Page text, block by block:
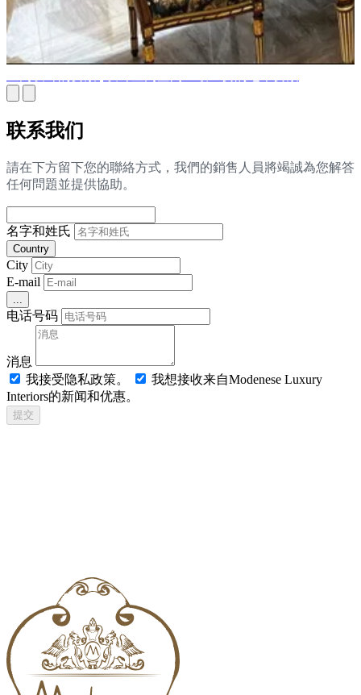
联系我们
請在下方留下您的聯絡方式，我們的銷售人員將竭誠為您解答
任何問題並提供協助。
名字和姓氏
Country
City
E-mail
电话号码
消息
我接受隐私政策。
我想接收来自Modenese Luxury
Interiors的新闻和优惠。
提交